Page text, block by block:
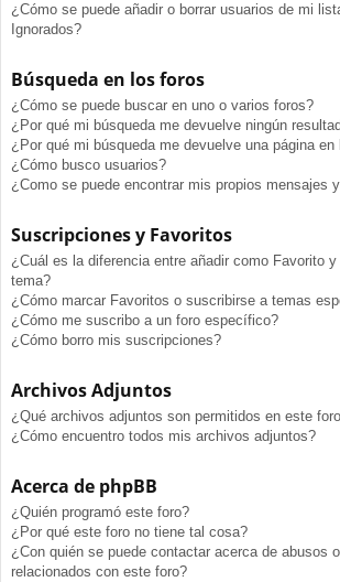
¿Cómo se puede añadir o borrar usuarios de mi
Ignorados?
Búsqueda en los foros
¿Cómo se puede buscar en uno o varios foros?
¿Por qué mi búsqueda me devuelve ningún
¿Por qué mi búsqueda me devuelve una página en
¿Cómo busco usuarios?
¿Como se puede encontrar mis propios mensajes
Suscripciones y Favoritos
¿Cuál es la diferencia entre añadir como Favorito
tema?
¿Cómo marcar Favoritos o suscribirse a temas
¿Cómo me suscribo a un foro específico?
¿Cómo borro mis suscripciones?
Archivos Adjuntos
¿Qué archivos adjuntos son permitidos en este
¿Cómo encuentro todos mis archivos adjuntos?
Acerca de phpBB
¿Quién programó este foro?
¿Por qué este foro no tiene tal cosa?
¿Con quién se puede contactar acerca de abusos
relacionados con este foro?